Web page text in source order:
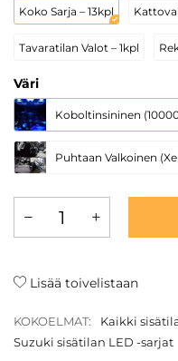
Koko Sarja – 13kpl
Tavaratilan Valot – 1kpl
Väri
Koboltinsininen
Puhtaan Valkoinen
Lisää toivelistaan
KOKOELMAT: Kaikki
Suzuki sisätilan LED -sarjat